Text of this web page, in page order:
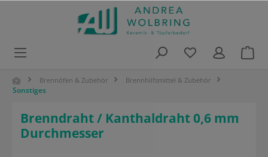
Brennöfen & Zubehör Brennhilfsmittel & Zubehör
Sonstiges
Brenndraht / Kanthaldraht 0,6 mm
Durchmesser